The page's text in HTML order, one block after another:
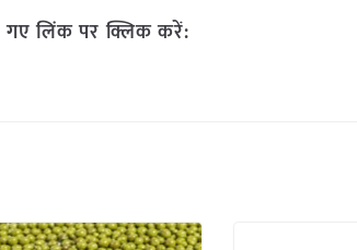
गए लिंक पर क्लिक करें: